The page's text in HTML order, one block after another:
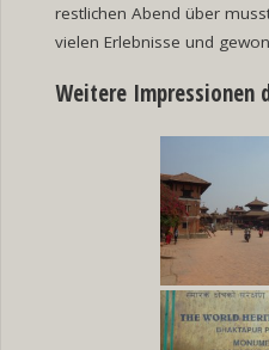
restlichen Abend über
vielen Erlebnisse und
Weitere Impressionen